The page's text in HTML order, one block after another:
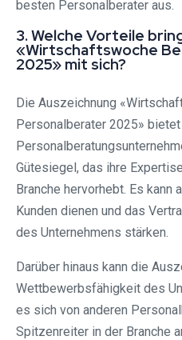
besten Personalberater aus.
3. Welche Vorteile
«Wirtschaftswoche
2025» mit sich?
Die Auszeichnung
Personalberater 2025»
Gütesiegel, das ihre
Branche hervorhebt. Es
Kunden dienen und das
des Unternehmens stärken.
Darüber hinaus kann die
Wettbewerbsfähigkeit des
es sich von anderen
Spitzenreiter in der Branche